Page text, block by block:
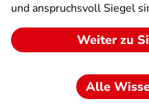
und anspruchsvoll Siegel
Weiter zu
Alle